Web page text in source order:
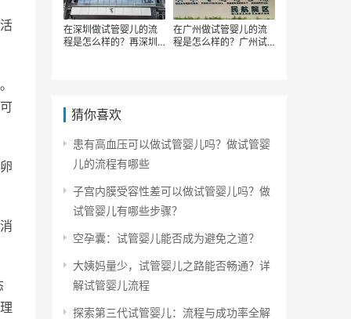
在深圳做试管婴儿的流
程是怎么样的？再深圳
在广州做试管婴儿的流
程是怎么样的？广州试
猜你喜欢
患有高血压可以做试管婴儿吗？做试管婴
儿的流程有哪些
子宫内膜受容性差可以做试管婴儿吗？做
试管婴儿有哪些步骤？
空孕囊：试管婴儿能否成为避免之道？
大姨妈量少，试管婴儿之路能否畅通？详
解试管婴儿流程
探索第三代试管婴儿：流程与成功率全解